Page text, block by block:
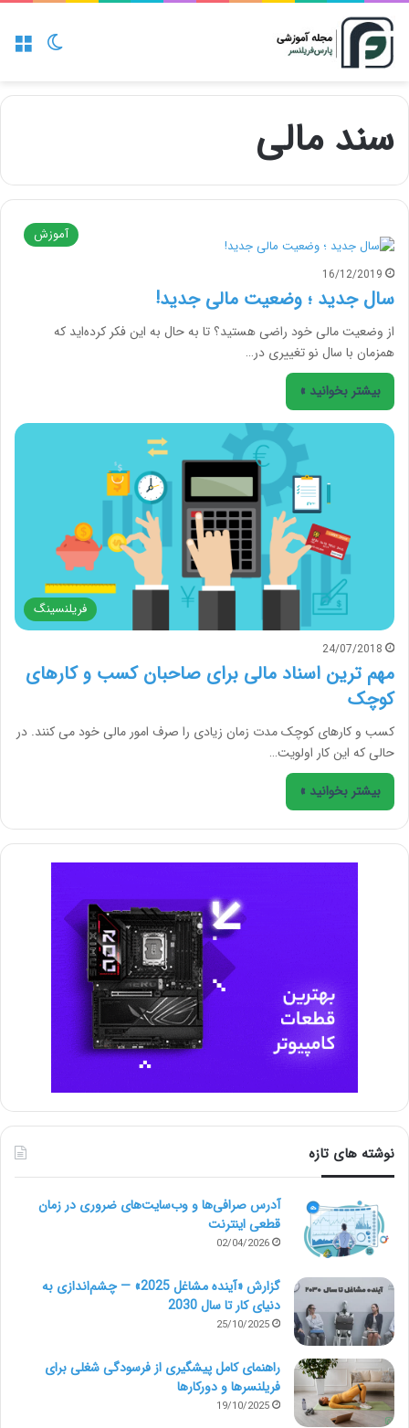
تغییر
سند مالی
آموزش
16/12/2019
سال جدید ؛ وضعیت مالی جدید!
از وضعیت مالی خود راضی هستید؟ تا به حال به این فکر کرده‌اید که
همزمان با سال نو تغییری در…
بیشتر بخوانید »
فریلنسینگ
24/07/2018
مهم ترین اسناد مالی برای صاحبان کسب و کارهای
کوچک
کسب و کارهای کوچک مدت زمان زیادی را صرف امور مالی خود می کنند. در
حالی که این کار اولویت…
بیشتر بخوانید »
نوشته های تازه
آدرس صرافی‌ها و وب‌سایت‌های ضروری در زمان
قطعی اینترنت
02/04/2026
گزارش «آینده مشاغل 2025» — چشم‌اندازی به
دنیای کار تا سال 2030
25/10/2025
راهنمای کامل پیشگیری از فرسودگی شغلی برای
فریلنسرها و دورکارها
19/10/2025